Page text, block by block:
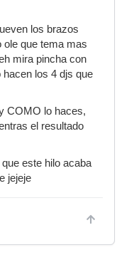
los brazos
ole que tema mas
mira pincha con
los 4 djs que
COMO lo haces,
el resultado
este hilo acaba
jejeje